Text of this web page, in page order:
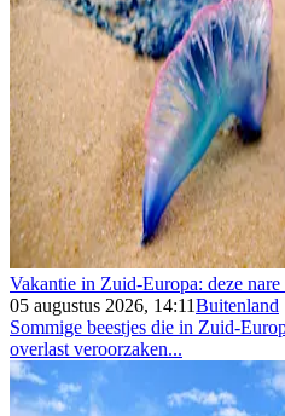
Vakantie in Zuid-Europa: deze nare
05 augustus 2026, 14:11Buitenland
Sommige beestjes die in Zuid-
overlast veroorzaken...